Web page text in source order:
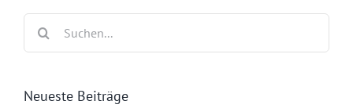
nach:
Neueste Beiträge